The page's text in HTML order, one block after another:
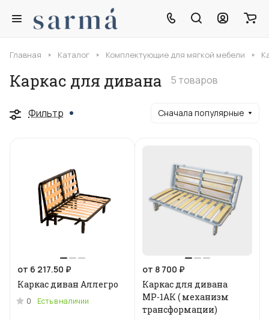
Главная Каталог Комплектующие для мягкой мебели
Каркас для дивана 5 товаров
Фильтр Сначала популярные
от 6 217.50 ₽
Каркас диван Аллегро
0 Есть в наличии
от 8 700 ₽
Каркас для дивана
МР-1АК ( механизм
трансформации)